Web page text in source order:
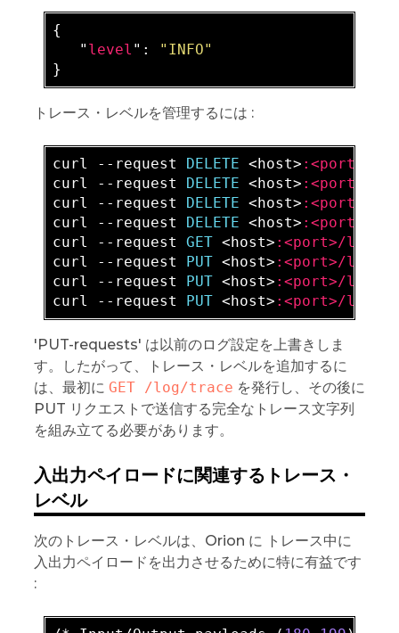
{
   "
level ":
"INFO"
トレース・レベルを管理するには :
curl --request DELETE <host> :<port>/
curl --request DELETE <host> :<port>/
curl --request DELETE <host> :<port>/
curl --request DELETE <host> :<port>/
curl --request GET <host> :<port>/log/
curl --request PUT <host> :<port>/log/
curl --request PUT <host> :<port>/log/
curl --request PUT <host> :<port>/log/
'PUT-requests' は以前のログ設定を上書きしま
す。したがって、トレース・レベルを追加するに
は、最初に GET /log/trace を発行し、その後に
PUT リクエストで送信する完全なトレース文字列
を組み立てる必要があります。
入出力ペイロードに関連するトレース・
レベル
次のトレース・レベルは、Orion に トレース中に
入出力ペイロードを出力させるために特に有益です
: